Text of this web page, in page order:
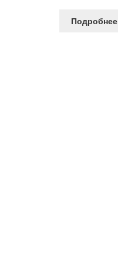
Подробнее